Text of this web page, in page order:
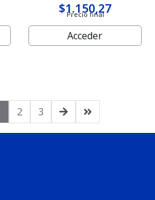
$1.150,27
Precio final
Acceder
2 3